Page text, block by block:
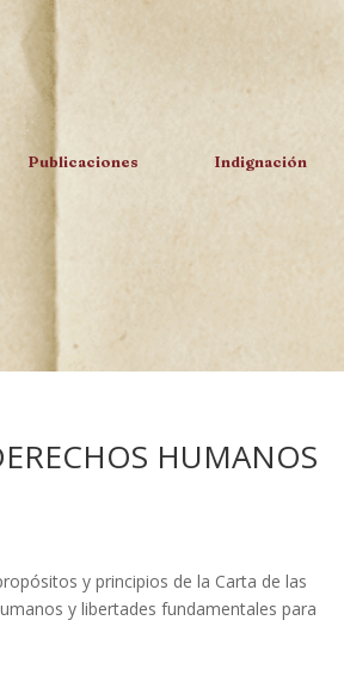
Publicaciones Indignación
HUMANOS
y principios de la Carta de las
y libertades fundamentales para